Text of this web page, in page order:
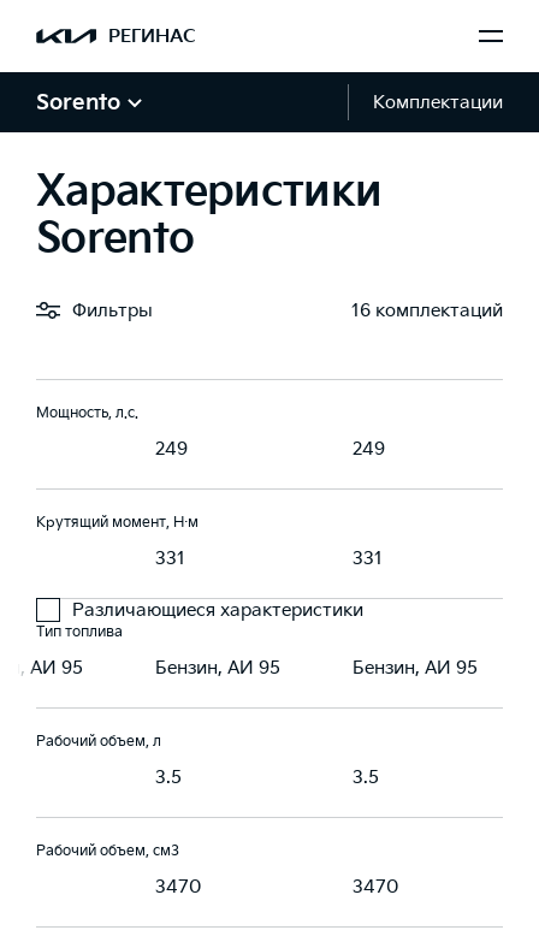
РЕГИНАС
Sorento Комплектации
Характеристики
Sorento
Фильтры 16 комплектаций
Различающиеся характеристики
Двигатель
3.5
Многоточечный
Мощность, л.с.
249 249
Крутящий момент, Н·м
331 331
Тип топлива
АИ 95 Бензин, АИ 95 Бензин, АИ 95
Рабочий объем, л
3.5 3.5
Рабочий объем, см3
3470 3470